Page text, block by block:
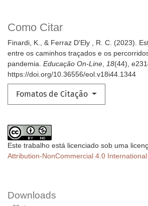
Como Citar
Finardi, K., & Ferraz D'Ely , R. C. (2023).
entre os caminhos traçados e os
pandemia. Educação On-Line, 18(44),
https://doi.org/10.36556/eol.v18i44.1344
Fomatos de Citação
Este trabalho está licenciado sob uma
Attribution-NonCommercial 4.0
Downloads